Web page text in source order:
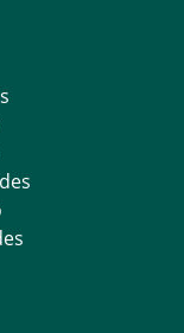
de Goiás
Goiás